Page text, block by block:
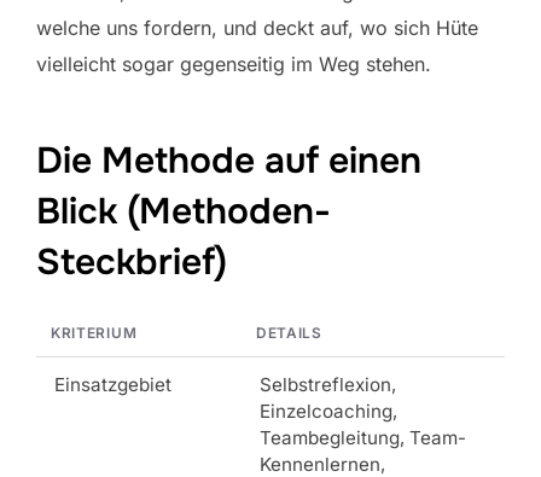
welche uns fordern, und deckt auf, wo sich Hüte
vielleicht sogar gegenseitig im Weg stehen.
Die Methode auf einen
Blick (Methoden-
Steckbrief)
KRITERIUM DETAILS
Einsatzgebiet
Selbstreflexion,
Einzelcoaching,
Teambegleitung, Team-
Kennenlernen,